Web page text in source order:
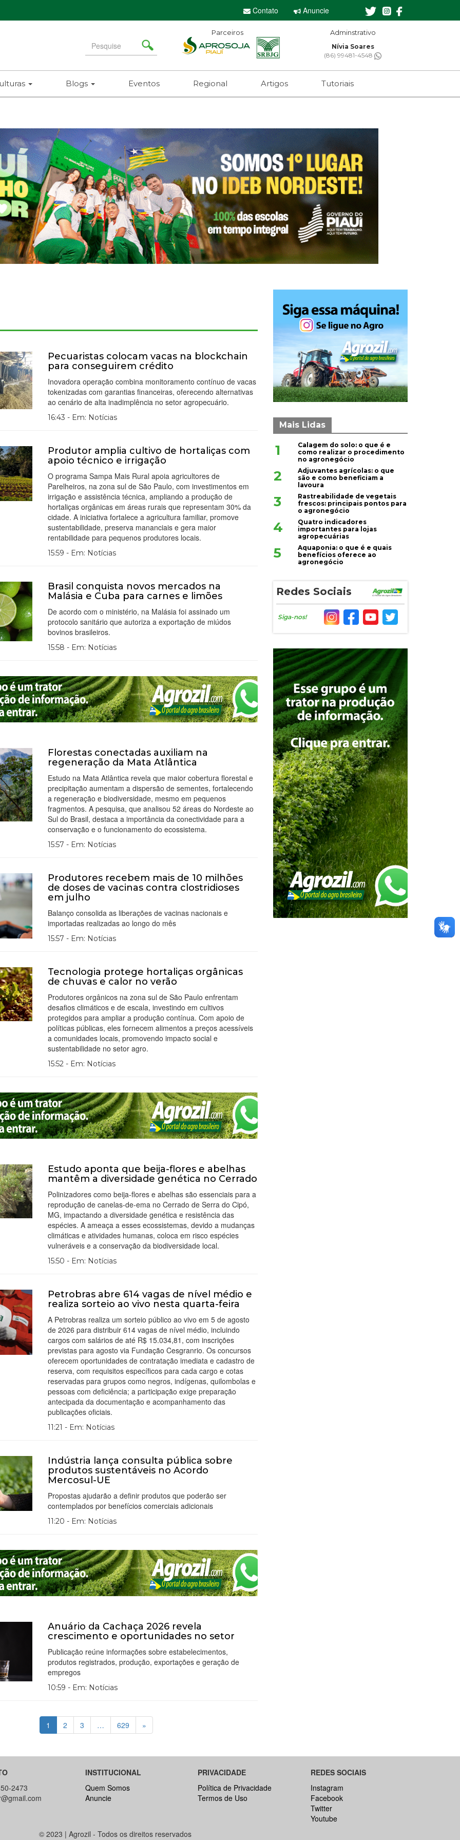
Contato Anuncie
Search
for
Parceiros Editor-chefe
Sebastian Eugênio
(61) 99650-2473
Adminstrativo
Nívia Soares
(86) 99481-4548
Blogs Eventos Regional Artigos Tutoriais
Pecuaristas colocam vacas na blockchain
para conseguirem crédito
Inovadora operação combina monitoramento contínuo de vacas
tokenizadas com garantias financeiras, oferecendo alternativas
ao cenário de alta inadimplência no setor agropecuário.
16:43 - Em: Notícias
Produtor amplia cultivo de hortaliças com
apoio técnico e irrigação
O programa Sampa Mais Rural apoia agricultores de
Parelheiros, na zona sul de São Paulo, com investimentos em
irrigação e assistência técnica, ampliando a produção de
hortaliças orgânicas em áreas rurais que representam 30% da
cidade. A iniciativa fortalece a agricultura familiar, promove
sustentabilidade, preserva mananciais e gera maior
rentabilidade para pequenos produtores locais.
15:59 - Em: Notícias
Brasil conquista novos mercados na
Malásia e Cuba para carnes e limões
De acordo com o ministério, na Malásia foi assinado um
protocolo sanitário que autoriza a exportação de miúdos
bovinos brasileiros.
15:58 - Em: Notícias
Florestas conectadas auxiliam na
regeneração da Mata Atlântica
Estudo na Mata Atlântica revela que maior cobertura florestal e
precipitação aumentam a dispersão de sementes, fortalecendo
a regeneração e biodiversidade, mesmo em pequenos
fragmentos. A pesquisa, que analisou 52 áreas do Nordeste ao
Sul do Brasil, destaca a importância da conectividade para a
conservação e o funcionamento do ecossistema.
15:57 - Em: Notícias
Produtores recebem mais de 10 milhões
de doses de vacinas contra clostridioses
em julho
Balanço consolida as liberações de vacinas nacionais e
importadas realizadas ao longo do mês
15:57 - Em: Notícias
Tecnologia protege hortaliças orgânicas
de chuvas e calor no verão
Produtores orgânicos na zona sul de São Paulo enfrentam
desafios climáticos e de escala, investindo em cultivos
protegidos para ampliar a produção contínua. Com apoio de
políticas públicas, eles fornecem alimentos a preços acessíveis
a comunidades locais, promovendo impacto social e
sustentabilidade no setor agro.
15:52 - Em: Notícias
Estudo aponta que beija-flores e abelhas
mantêm a diversidade genética no Cerrado
Polinizadores como beija-flores e abelhas são essenciais para a
reprodução de canelas-de-ema no Cerrado de Serra do Cipó,
MG, impactando a diversidade genética e resistência das
espécies. A ameaça a esses ecossistemas, devido a mudanças
climáticas e atividades humanas, coloca em risco espécies
vulneráveis e a conservação da biodiversidade local.
15:50 - Em: Notícias
Petrobras abre 614 vagas de nível médio e
realiza sorteio ao vivo nesta quarta-feira
A Petrobras realiza um sorteio público ao vivo em 5 de agosto
de 2026 para distribuir 614 vagas de nível médio, incluindo
cargos com salários de até R$ 15.034,81, com inscrições
previstas para agosto via Fundação Cesgranrio. Os concursos
oferecem oportunidades de contratação imediata e cadastro de
reserva, com requisitos específicos para cada cargo e cotas
reservadas para grupos como negros, indígenas, quilombolas e
pessoas com deficiência; a participação exige preparação
antecipada da documentação e acompanhamento das
publicações oficiais.
11:21 - Em: Notícias
Indústria lança consulta pública sobre
produtos sustentáveis no Acordo
Mercosul-UE
Propostas ajudarão a definir produtos que poderão ser
contemplados por benefícios comerciais adicionais
11:20 - Em: Notícias
Anuário da Cachaça 2026 revela
crescimento e oportunidades no setor
Publicação reúne informações sobre estabelecimentos,
produtos registrados, produção, exportações e geração de
empregos
10:59 - Em: Notícias
1 2 3 … 629 »
Mais Lidas
1
Calagem do solo: o que é e
como realizar o procedimento
no agronegócio
2
Adjuvantes agrícolas: o que
são e como beneficiam a
lavoura
3
Rastreabilidade de vegetais
frescos: principais pontos para
o agronegócio
4
Quatro indicadores
importantes para lojas
agropecuárias
5
Aquaponia: o que é e quais
benefícios oferece ao
agronegócio
Redes Sociais
Siga-nos!
2473
INSTITUCIONAL
Quem Somos
Anuncie
PRIVACIDADE
Política de Privacidade
Termos de Uso
REDES SOCIAIS
Instagram
Facebook
Twitter
Youtube
© 2023 | Agrozil - Todos os direitos reservados